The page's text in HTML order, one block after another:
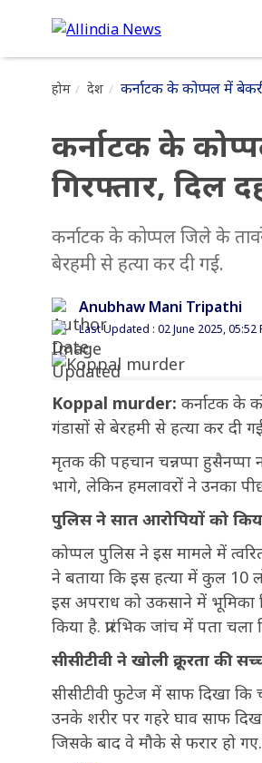
होम देश कर्नाटक के कोप्पल में
कर्नाटक के
गिरफ्तार, दिल
कर्नाटक के कोप्पल जिले के
बेरहमी से हत्या कर दी गई.
Anubhaw Mani Tripathi
Last Updated : 02 June 2025, 05:52
Koppal murder: कर्नाटक के
गंडासों से बेरहमी से हत्या कर दी
मृतक की पहचान चन्नप्पा
भागे, लेकिन हमलावरों ने उनका
पुलिस ने सात आरोपियों को
कोप्पल पुलिस ने इस मामले में
ने बताया कि इस हत्या में कुल 10
इस अपराध को उकसाने में भूमिका
किया है. प्रारंभिक जांच में पता
सीसीटीवी ने खोली क्रूरता की
सीसीटीवी फुटेज में साफ दिखा कि
उनके शरीर पर गहरे घाव साफ
जिसके बाद वे मौके से फरार हो